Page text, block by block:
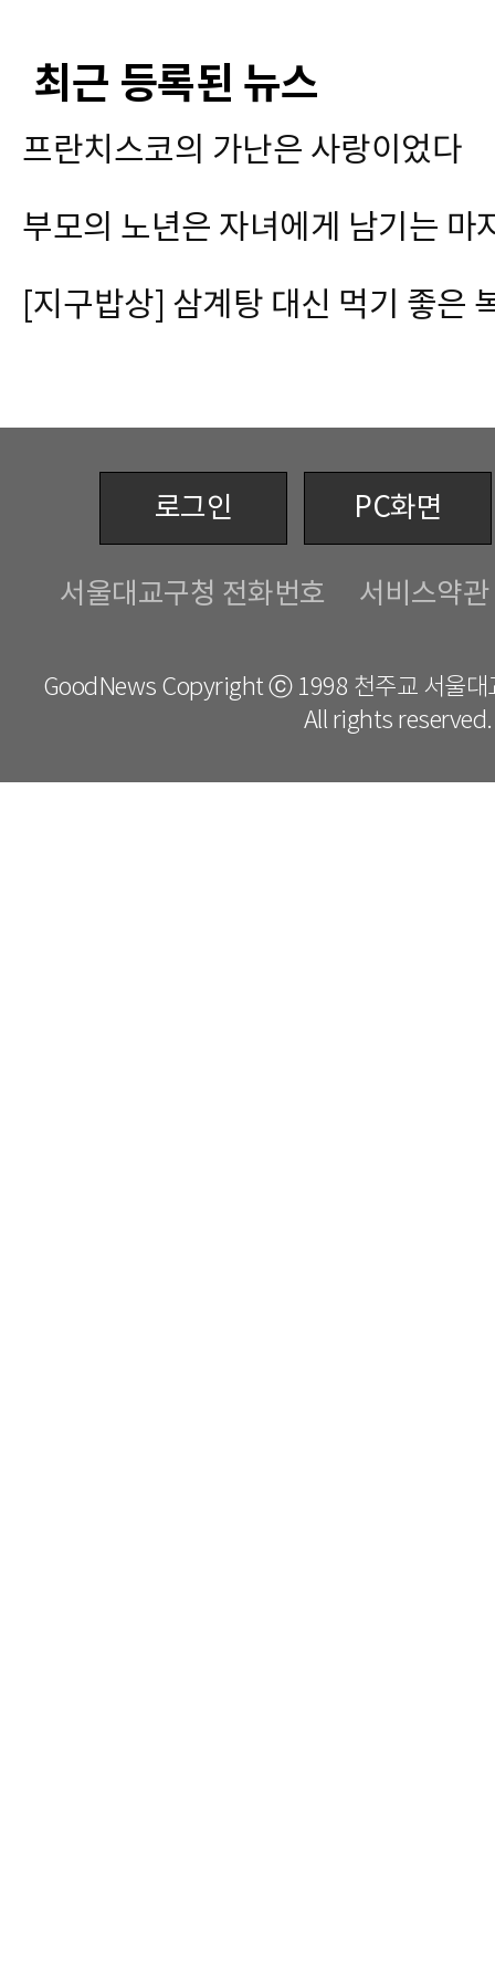
최근 등록된 뉴스
프란치스코의 가난은 사랑이었다
부모의 노년은 자녀에게 남기는 마
[지구밥상] 삼계탕 대신 먹기 좋은
로그인 PC화면
서울대교구청 전화번호 서비스약관
GoodNews Copyright ⓒ 1998 천주교 서울대
All rights reserved.